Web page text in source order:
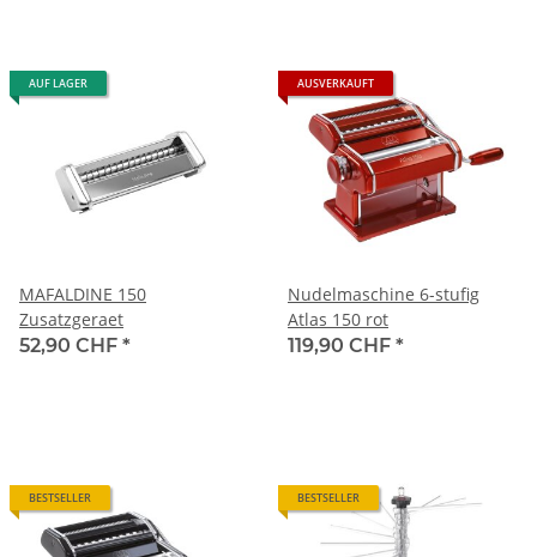
AUF LAGER
MAFALDINE 150
Zusatzgeraet
52,90 CHF *
AUSVERKAUFT
Nudelmaschine 6-stufig
Atlas 150 rot
119,90 CHF *
BESTSELLER BESTSELLER